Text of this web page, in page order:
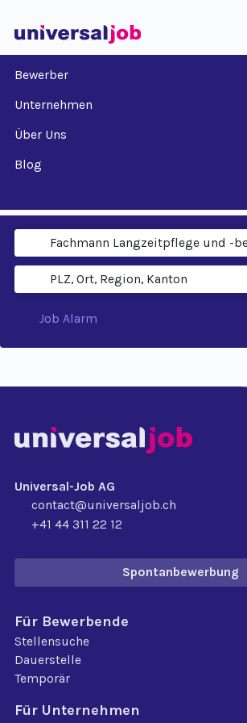
Bewerber
Unternehmen
Über Uns
Blog
Job Alarm
Universal-Job AG
contact@universaljob.ch
+41 44 311 22 12
Spontanbewerbung
Für Bewerbende
Stellensuche
Dauerstelle
Temporär
Für Unternehmen